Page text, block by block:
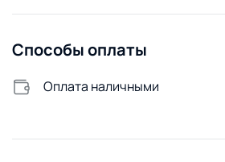
Способы оплаты
Оплата наличными